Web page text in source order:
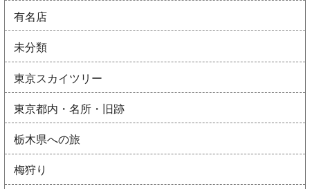
有名店
未分類
東京スカイツリー
東京都内・名所・旧跡
栃木県への旅
梅狩り